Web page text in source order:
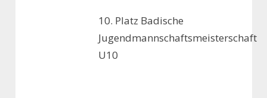
10. Platz Badische
Jugendmannschaftsmeisterschaft
U10